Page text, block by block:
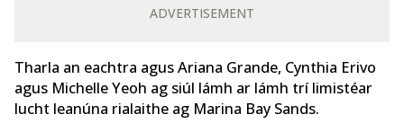
ADVERTISEMENT
Tharla an eachtra agus Ariana Grande, Cynthia Erivo
agus Michelle Yeoh ag siúl lámh ar lámh trí limistéar
lucht leanúna rialaithe ag Marina Bay Sands.